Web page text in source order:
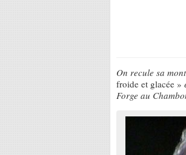
On recule sa
froide et glacée »
Forge au